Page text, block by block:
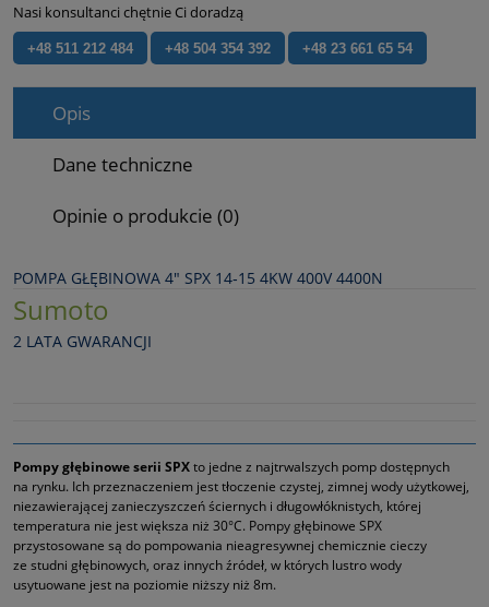
Nasi konsultanci chętnie Ci doradzą
+48 511 212 484 +48 504 354 392 +48 23 661 65 54
Opis
Dane techniczne
Opinie o produkcie (0)
POMPA GŁĘBINOWA 4" SPX 14‑15 4KW 400V 4400N
Sumoto
2 LATA GWARANCJI
Pompy głębinowe serii SPXto jedne z najtrwalszych pomp dostępnych
na rynku. Ich przeznaczeniem jest tłoczenie czystej, zimnej wody użytkowej,
niezawierającej zanieczyszczeń ściernych i długowłóknistych, której
temperatura nie jest większa niż 30°C. Pompy głębinowe SPX
przystosowane są do pompowania nieagresywnej chemicznie cieczy
ze studni głębinowych, oraz innych źródeł, w których lustro wody
usytuowane jest na poziomie niższy niż 8m.